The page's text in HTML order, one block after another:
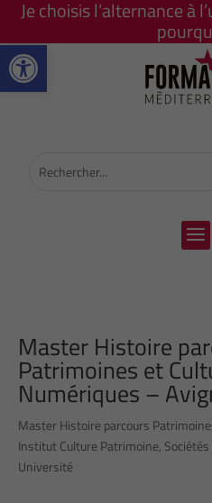
Ouvrir la barre d’outils
Je choisis l’alternance à
Master Histoire
Patrimoines et
Numériques –
Master Histoire parcours
Institut Culture Patrimoine,
Université